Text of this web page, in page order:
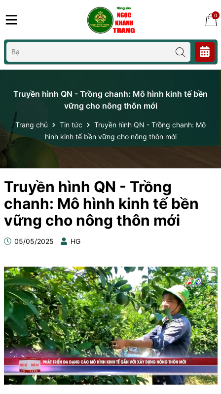
0
Truyền hình QN - Trồng chanh: Mô hình kinh tế bền
vững cho nông thôn mới
Trang chủ Tin tức
Truyền hình QN - Trồng chanh: Mô
hình kinh tế bền vững cho nông thôn mới
Truyền hình QN - Trồng
chanh: Mô hình kinh tế bền
vững cho nông thôn mới
05/05/2025 HG